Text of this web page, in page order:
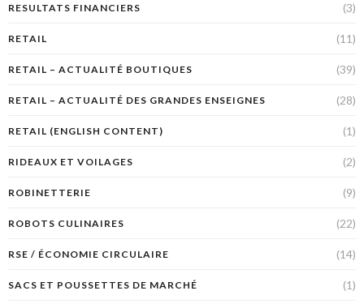
RESULTATS FINANCIERS (3)
RETAIL (11)
RETAIL – ACTUALITÉ BOUTIQUES (39)
RETAIL – ACTUALITÉ DES GRANDES ENSEIGNES (28)
RETAIL (ENGLISH CONTENT) (1)
RIDEAUX ET VOILAGES (2)
ROBINETTERIE (9)
ROBOTS CULINAIRES (22)
RSE / ÉCONOMIE CIRCULAIRE (14)
SACS ET POUSSETTES DE MARCHÉ (1)